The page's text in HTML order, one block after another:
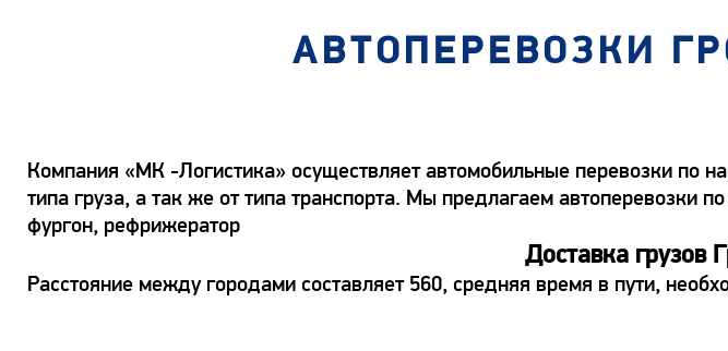
АВТОПЕРЕВОЗКИ
Компания «МК -Логистика» осуществляет автомобильные перевозки по
типа груза, а так же от типа транспорта. Мы предлагаем автоперевозки
фургон, рефрижератор
Доставка грузов
Расстояние между городами составляет 560, средняя время в пути,